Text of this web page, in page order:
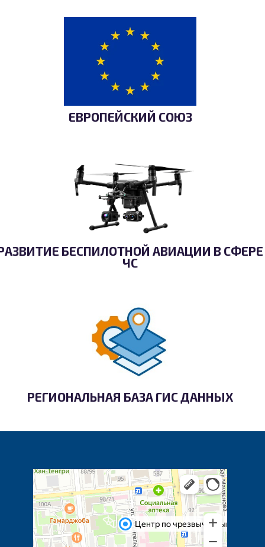
ЕВРОПЕЙСКИЙ СОЮЗ
БЕСПИЛОТНОЙ АВИАЦИИ В СФЕРЕ
ЧС
РЕГИОНАЛЬНАЯ БАЗА ГИС ДАННЫХ